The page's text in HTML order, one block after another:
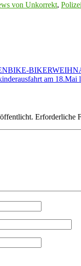
von Unkorrekt,
am 18.Mai
Erforderliche